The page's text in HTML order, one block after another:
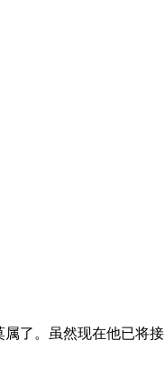
属了。虽然现在他已将接